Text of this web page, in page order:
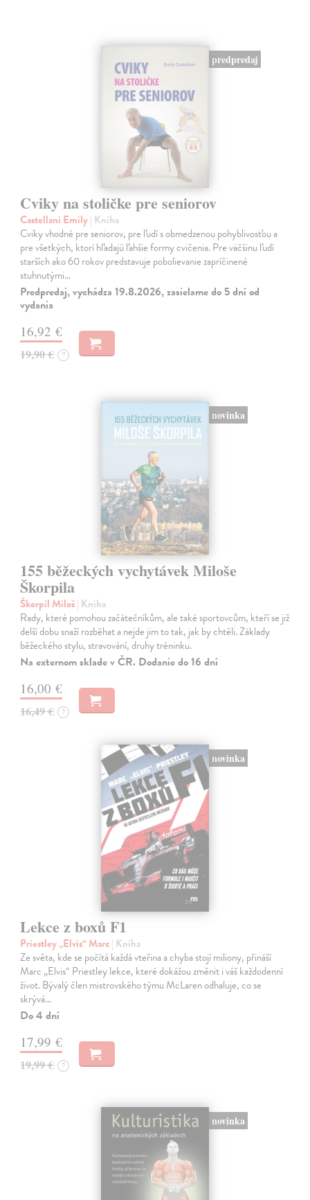
predpredaj
Cviky na stoličke pre seniorov
Castellani Emily| Kniha
Cviky vhodné pre seniorov, pre ľudí s obmedzenou pohyblivosťou a
pre všetkých, ktorí hľadajú ľahšie formy cvičenia. Pre väčšinu ľudí
starších ako 60 rokov predstavuje pobolievanie zapríčinené
stuhnutými…
Predpredaj, vychádza 19.8.2026, zasielame do 5 dní od
vydania
16,92 €
19,90 € ?
novinka
155 běžeckých vychytávek Miloše
Škorpila
Škorpil Miloš| Kniha
Rady, které pomohou začátečníkům, ale také sportovcům, kteří se již
delší dobu snaží rozběhat a nejde jim to tak, jak by chtěli. Základy
běžeckého stylu, stravování, druhy tréninku.
Na externom sklade v ČR. Dodanie do 16 dní
16,00 €
16,49 € ?
novinka
Lekce z boxů F1
Priestley „Elvis“ Marc| Kniha
Ze světa, kde se počítá každá vteřina a chyba stojí miliony, přináší
Marc „Elvis“ Priestley lekce, které dokážou změnit i váš každodenní
život. Bývalý člen mistrovského týmu McLaren odhaluje, co se
skrývá…
Do 4 dní
17,99 €
19,99 € ?
novinka